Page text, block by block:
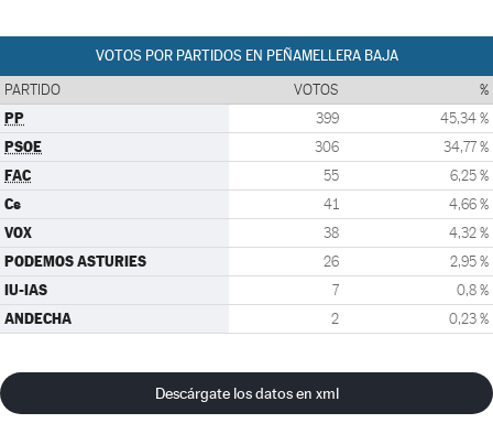
VOTOS POR PARTIDOS EN PEÑAMELLERA BAJA
PARTIDO VOTOS %
PP 399 45,34 %
PSOE 306 34,77 %
FAC 55 6,25 %
Cs 41 4,66 %
VOX 38 4,32 %
PODEMOS ASTURIES 26 2,95 %
IU-IAS 7 0,8 %
ANDECHA 2 0,23 %
Descárgate los datos en xml